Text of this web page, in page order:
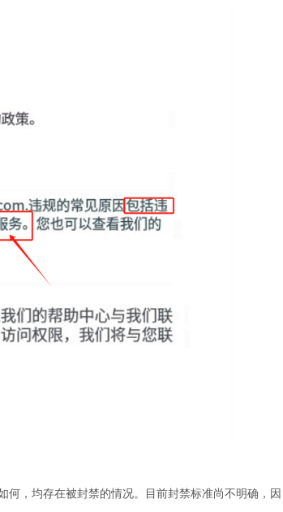
，均存在被封禁的情况。目前封禁标准尚不明确，因